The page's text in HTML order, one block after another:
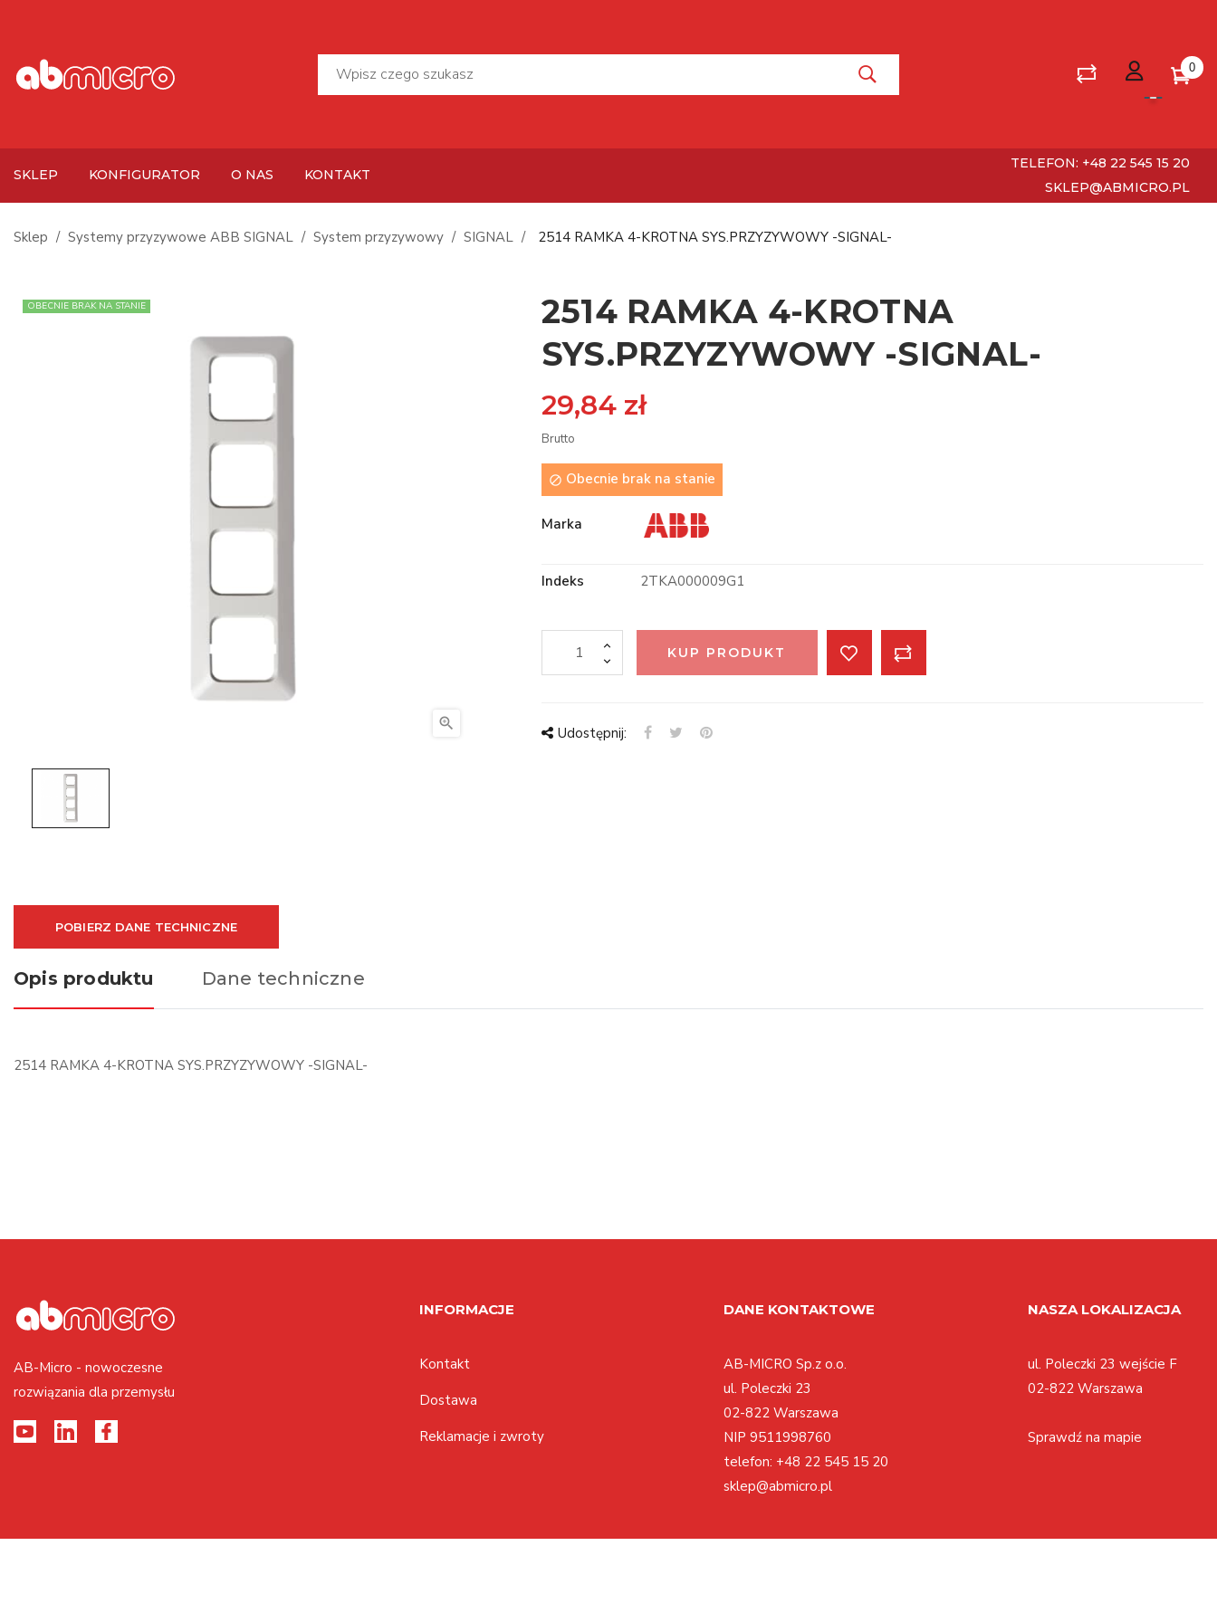
0
SKLEP KONFIGURATOR O NAS KONTAKT
TELEFON: +48 22 545 15 20
SKLEP@ABMICRO.PL
Sklep Systemy przyzywowe ABB SIGNAL System przyzywowy SIGNAL 2514 RAMKA 4-KROTNA SYS.PRZYZYWOWY -SIGNAL-
OBECNIE BRAK NA STANIE

2514 RAMKA 4-KROTNA
SYS.PRZYZYWOWY -SIGNAL-
29,84 zł
Brutto
 Obecnie brak na stanie
Marka
Indeks 2TKA000009G1
KUP PRODUKT
Udostępnij:
POBIERZ DANE TECHNICZNE
Opis produktu Dane techniczne
2514 RAMKA 4-KROTNA SYS.PRZYZYWOWY -SIGNAL-
AB-Micro - nowoczesne
rozwiązania dla przemysłu
INFORMACJE
Kontakt
Dostawa
Reklamacje i zwroty
DANE KONTAKTOWE
AB-MICRO Sp.z o.o.
ul. Poleczki 23
02-822 Warszawa
NIP 9511998760
telefon: +48 22 545 15 20
sklep@abmicro.pl
NASZA LOKALIZACJA
ul. Poleczki 23 wejście F
02-822 Warszawa
Sprawdź na mapie